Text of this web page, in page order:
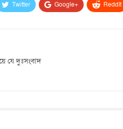
Twitter Google+ ReddIt
যে দুঃসংবাদ